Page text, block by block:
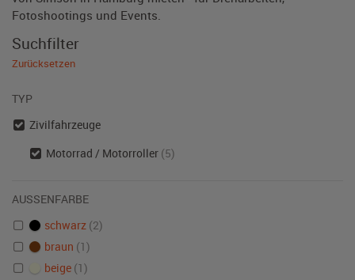
Fotoshootings und Events.
Suchfilter
Zurücksetzen
TYP
Zivilfahrzeuge
Motorrad / Motorroller (5)
AUSSENFARBE
schwarz (2)
braun (1)
beige (1)